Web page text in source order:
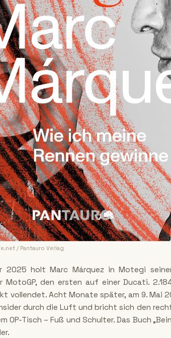
/ Pantauro Verlag
2025 holt Marc Márquez in Motegi
MotoGP, den ersten auf einer Ducati.
vollendet. Acht Monate später, am 9. Mai
durch die Luft und bricht sich den
OP-Tisch – Fuß und Schulter. Das Buch